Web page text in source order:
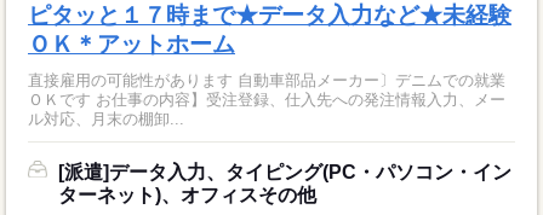
ピタッと１７時まで★データ入力など★未経験
ＯＫ＊アットホーム
直接雇用の可能性があります 自動車部品メーカー〕デニムでの就業
ＯＫです お仕事の内容】受注登録、仕入先への発注情報入力、メー
ル対応、月末の棚卸...
[派遣]データ入力、タイピング(PC・パソコン・イン
ターネット)、オフィスその他